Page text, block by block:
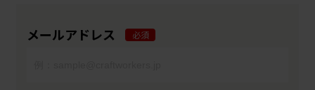
メールアドレス 必須